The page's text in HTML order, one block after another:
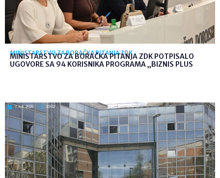
MINISTARSTVO ZA BORAČKA PITANJA ZDK
MINISTARSTVO ZA BORAČKA PITANJA ZDK POTPISALO
UGOVORE SA 94 KORISNIKA PROGRAMA „BIZNIS PLUS
7. kol. 2026 10:03